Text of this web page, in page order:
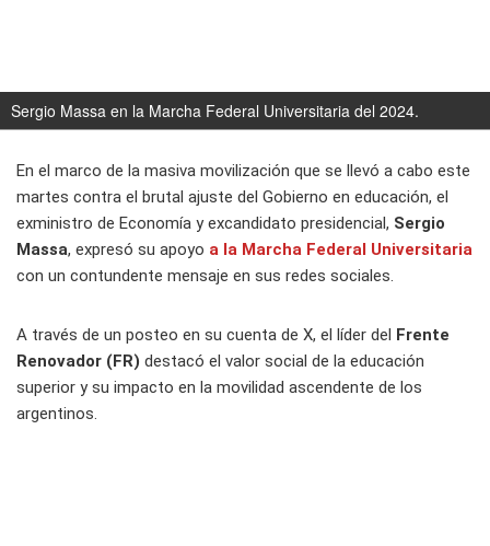
Sergio Massa en la Marcha Federal Universitaria del 2024.
En el marco de la masiva movilización que se llevó a cabo este
martes contra el brutal ajuste del Gobierno en educación, el
exministro de Economía y excandidato presidencial, Sergio
Massa, expresó su apoyo a la Marcha Federal Universitaria
con un contundente mensaje en sus redes sociales.
A través de un posteo en su cuenta de X, el líder del Frente
Renovador (FR) destacó el valor social de la educación
superior y su impacto en la movilidad ascendente de los
argentinos.